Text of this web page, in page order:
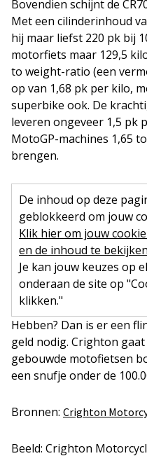
Bovendien schijnt de
Met een cilinderinhoud
hij maar liefst 220 pk bij
motorfiets maar 129,5
to weight-ratio (een
op van 1,68 pk per kilo,
superbike ook. De
leveren ongeveer 1,5 pk
MotoGP-machines 1,65
brengen.
De inhoud op deze
geblokkeerd om jouw
Klik hier om jouw
en de inhoud te
Je kan jouw keuzes op
onderaan de site op
klikken."
Hebben? Dan is er een
geld nodig. Crighton
gebouwde motofietsen
een snufje onder de
Bronnen: Crighton
Beeld: Crighton